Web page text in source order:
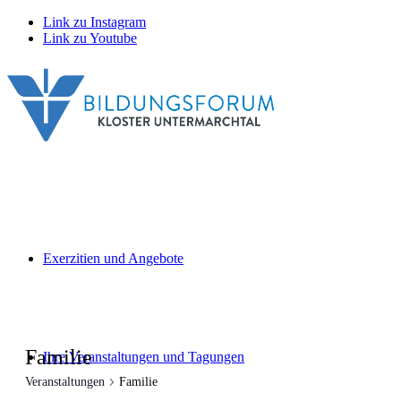
Link zu Instagram
Link zu Youtube
Exerzitien und Angebote
Ihre Veranstaltungen und Tagungen
Familie
Veranstaltungen Familie